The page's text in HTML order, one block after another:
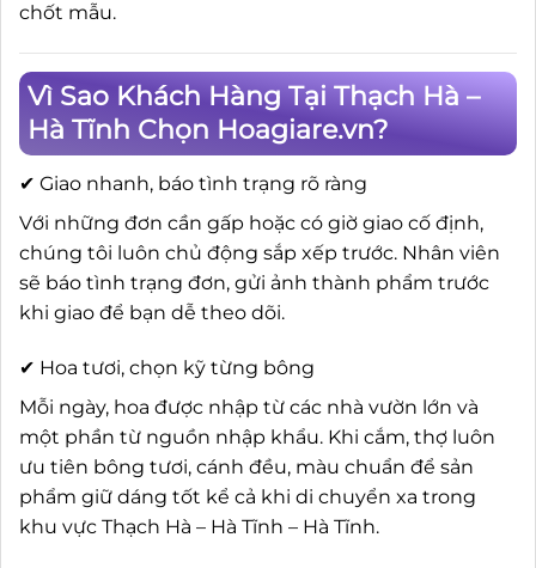
chốt mẫu.
Vì Sao Khách Hàng Tại Thạch Hà –
Hà Tĩnh Chọn Hoagiare.vn?
✔ Giao nhanh, báo tình trạng rõ ràng
Với những đơn cần gấp hoặc có giờ giao cố định,
chúng tôi luôn chủ động sắp xếp trước. Nhân viên
sẽ báo tình trạng đơn, gửi ảnh thành phẩm trước
khi giao để bạn dễ theo dõi.
✔ Hoa tươi, chọn kỹ từng bông
Mỗi ngày, hoa được nhập từ các nhà vườn lớn và
một phần từ nguồn nhập khẩu. Khi cắm, thợ luôn
ưu tiên bông tươi, cánh đều, màu chuẩn để sản
phẩm giữ dáng tốt kể cả khi di chuyển xa trong
khu vực Thạch Hà – Hà Tĩnh – Hà Tĩnh.